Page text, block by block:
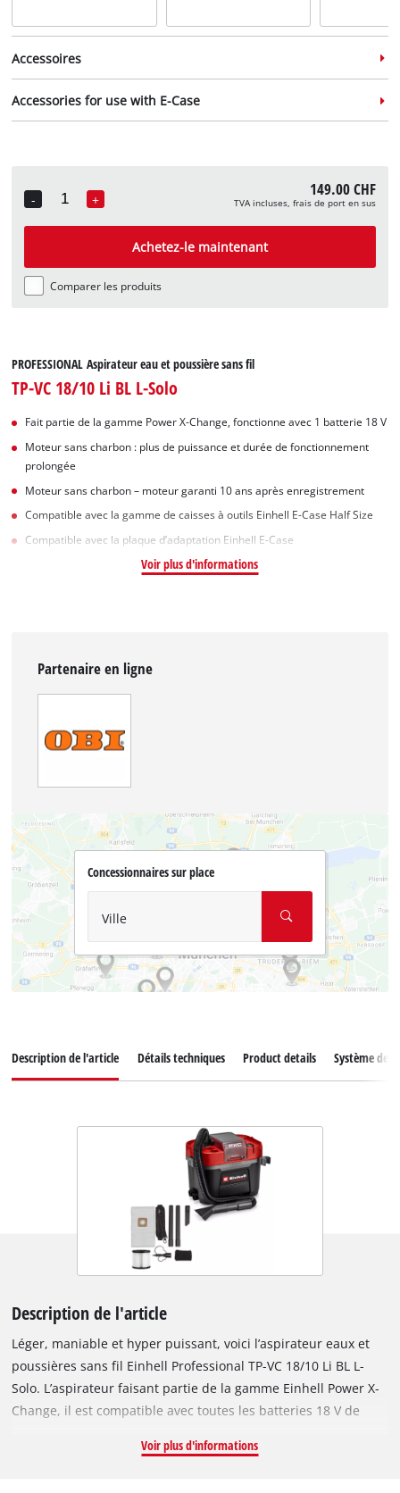
Accessoires
eau et poussière
incl. 5 filtres en mousse
Numéro d'article: 2351135
Accessories for use with E-Case
Numéro d'article: 4540043
-
Quantity
+ 149.00 CHF
TVA incluses, frais de port en sus
Achetez-le maintenant
Comparer les produits
PROFESSIONAL Aspirateur eau et poussière sans fil
TP-VC 18/10 Li BL L-Solo
Fait partie de la gamme Power X-Change, fonctionne avec 1 batterie 18 V
Moteur sans charbon : plus de puissance et durée de fonctionnement
prolongée
Moteur sans charbon – moteur garanti 10 ans après enregistrement
Compatible avec la gamme de caisses à outils Einhell E-Case Half Size
Compatible avec la plaque d’adaptation Einhell E-Case
Voir plus d'informations
Partenaire en ligne
Concessionnaires sur place
Ville
Description de l'article Détails techniques Product details Système de
Description de l'article
Léger, maniable et hyper puissant, voici l’aspirateur eaux et
poussières sans fil Einhell Professional TP-VC 18/10 Li BL L-
Solo. L’aspirateur faisant partie de la gamme Einhell Power X-
Change, il est compatible avec toutes les batteries 18 V de
adeptes de DIY. L’appareil est entraîné par un moteur sans
Voir plus d'informations